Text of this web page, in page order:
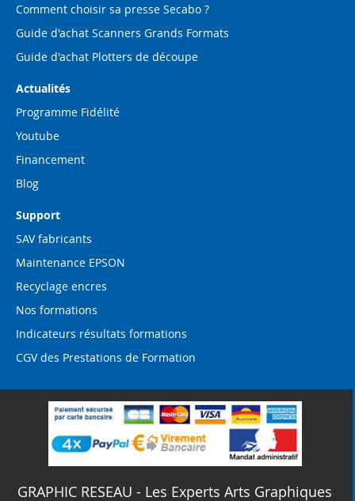
Comment choisir sa presse Secabo ?
Guide d'achat Scanners Grands Formats
Guide d'achat Plotters de découpe
Actualités
Programme Fidélité
Youtube
Financement
Blog
Support
SAV fabricants
Maintenance EPSON
Recyclage encres
Nos formations
Indicateurs résultats formations
CGV des Prestations de Formation
GRAPHIC RESEAU - Les Experts Arts Graphiques